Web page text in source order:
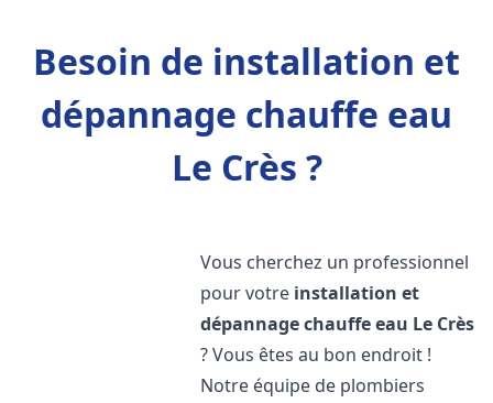
Besoin de installation et
dépannage chauffe eau
Le Crès ?
Vous cherchez un professionnel
pour votre installation et
dépannage chauffe eau Le Crès
? Vous êtes au bon endroit !
Notre équipe de plombiers